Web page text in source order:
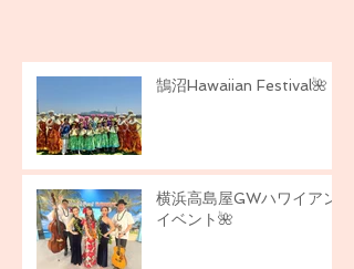
鵠沼Hawaiian Festival🌺
横浜高島屋GWハワイアン
イベント🌺